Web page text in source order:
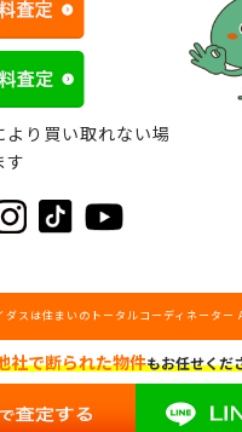
社で断られた物件もお任せくだ
り買い取れない場
す
スは住まいのトータルコーディネータ